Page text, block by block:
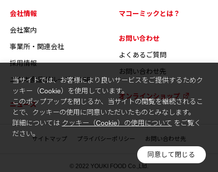
会社情報
会社案内
事業所・関連会社
採用情報
ユウキ食品グループのCSR
ニュース
マコーミックとは？
お問い合わせ
よくあるご質問
お問い合わせ先
オンラインショップ
サイトマップ プライバシーポリシー お問い合わせ先
© 2022 YOUKI FOOD Co.,Ltd.
当サイトでは、お客様により良いサービスをご提供するためク
ッキー（Cookie）を使用しています。
このポップアップを閉じるか、当サイトの閲覧を継続されるこ
とで、クッキーの使用に同意いただいたものとみなします。
詳細については クッキー（Cookie）の使用について をご覧く
ださい。
同意して閉じる